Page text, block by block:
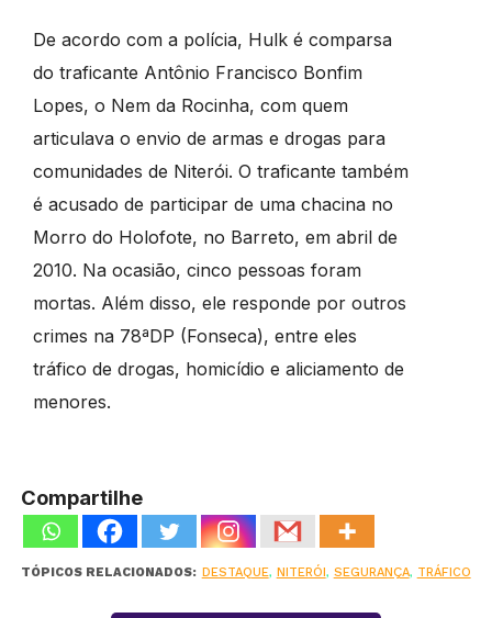
De acordo com a polícia, Hulk é comparsa
do traficante Antônio Francisco Bonfim
Lopes, o Nem da Rocinha, com quem
articulava o envio de armas e drogas para
comunidades de Niterói. O traficante também
é acusado de participar de uma chacina no
Morro do Holofote, no Barreto, em abril de
2010. Na ocasião, cinco pessoas foram
mortas. Além disso, ele responde por outros
crimes na 78ªDP (Fonseca), entre eles
tráfico de drogas, homicídio e aliciamento de
menores.
Compartilhe
TÓPICOS RELACIONADOS: DESTAQUE, NITERÓI , SEGURANÇA, TRÁFICO